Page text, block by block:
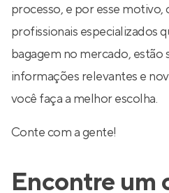
processo, e por esse
profissionais especializados
bagagem no mercado, estão
informações relevantes e
você faça a melhor escolha.
Conte com a gente!
Encontre um